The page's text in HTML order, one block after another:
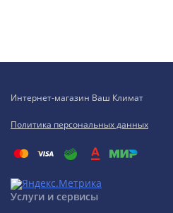
Интернет-магазин Ваш Климат
Политика персональных данных
Услуги и сервисы